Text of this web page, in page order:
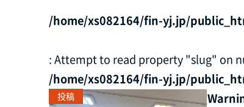
/home/xs082164/fin-yj.jp/
: Attempt to read property "slug" on
/home/xs082164/fin-yj.jp/
投稿